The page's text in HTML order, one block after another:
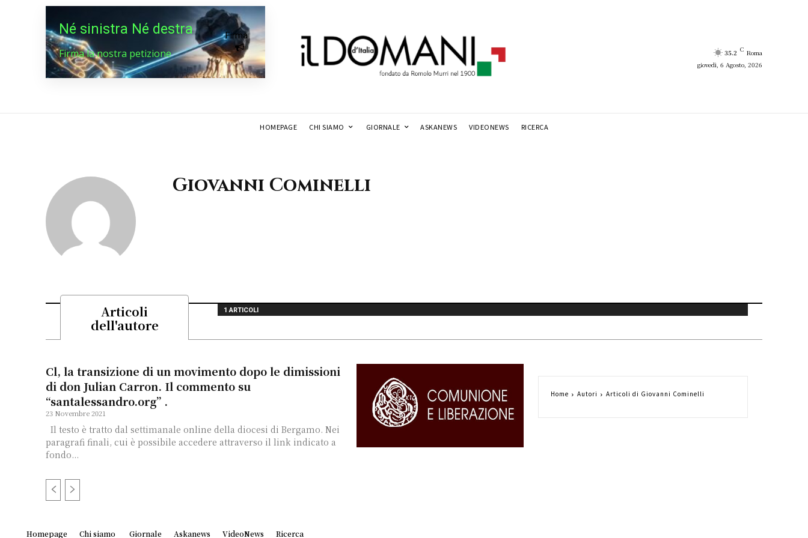
Né sinistra Né destra
Firma la nostra petizione
Firma
35.2 C Roma
giovedì, 6 Agosto, 2026
HOMEPAGE CHI SIAMO GIORNALE ASKANEWS VIDEONEWS RICERCA
Giovanni Cominelli
Articoli
dell'autore
1 ARTICOLI
Cl, la transizione di un movimento dopo le dimissioni
di don Julian Carron. Il commento su
“santalessandro.org” .
23 Novembre 2021
paragrafi finali, cui è possibile accedere attraverso il link indicato a
fondo...
Home Autori Articoli di Giovanni Cominelli
Homepage Chi siamo Giornale Askanews VideoNews Ricerca